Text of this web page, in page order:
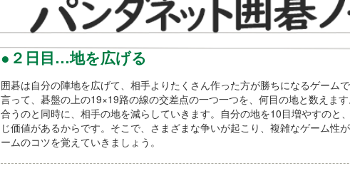
●２日目…地を広げる
囲碁は自分の陣地を広げて、相手よりたくさん作った方が勝ちになるゲーム
言って、碁盤の上の19×19路の線の交差点の一つ一つを、何目の地と数えま
合うのと同時に、相手の地を減らしていきます。自分の地を10目増やすのと
じ価値があるからです。そこで、さまざまな争いが起こり、複雑なゲーム性
ームのコツを覚えていきましょう。